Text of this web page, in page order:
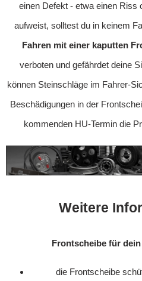
einen Defekt - etwa einen Riss
aufweist, solltest du in keinem
Fahren mit einer kaputten
verboten und gefährdet deine
können Steinschläge im Fahrer-
Beschädigungen in der
kommenden HU-Termin die
Weitere
Frontscheibe für dein
die Frontscheibe